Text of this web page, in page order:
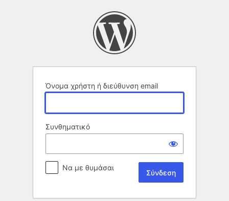
Όνομα χρήστη ή διεύθυνση email
Συνθηματικό
Να με θυμάσαι